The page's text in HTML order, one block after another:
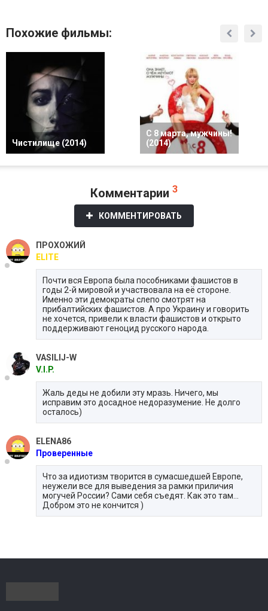
Похожие фильмы:
Чистилище (2014)
С 8 марта, мужчины!
(2014)
Комментарии 3
КОММЕНТИРОВАТЬ
ПРОХОЖИЙ
ELITE
Почти вся Европа была пособниками фашистов в
годы 2-й мировой и участвовала на её стороне.
Именно эти демократы слепо смотрят на
прибалтийских фашистов. А про Украину и говорить
не хочется, привели к власти фашистов и открыто
поддерживают геноцид русского народа.
VASILIJ-W
V.I.P.
Жаль деды не добили эту мразь. Ничего, мы
исправим это досадное недоразумение. Не долго
осталось)
ELENA86
Проверенные
Что за идиотизм творится в сумасшедшей Европе,
неужели все для выведения за рамки приличия
могучей России? Сами себя съедят. Как это там...
Добром это не кончится )